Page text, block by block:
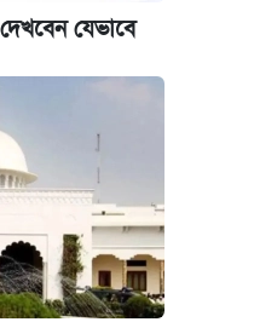
(৯ আগস্ট)
(৬ আগস্ট)
(৪ আগস্ট)
কয়েকজন শিক্ষকের
যেভাবে